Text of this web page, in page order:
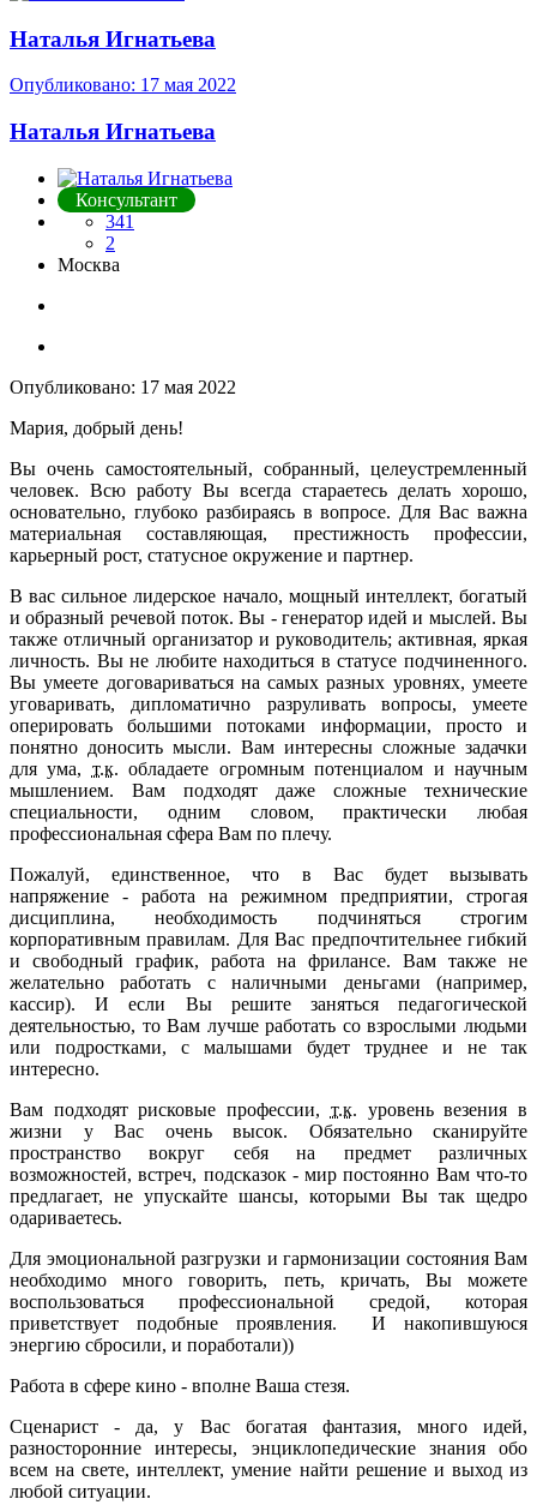
Наталья Игнатьева
Опубликовано: 17 мая 2022
Наталья Игнатьева
Консультант
341
2
Москва
Опубликовано: 17 мая 2022
Мария, добрый день!
Вы очень самостоятельный, собранный, целеустремленный
человек. Всю работу Вы всегда стараетесь делать хорошо,
основательно, глубоко разбираясь в вопросе. Для Вас важна
материальная составляющая, престижность профессии,
карьерный рост, статусное окружение и партнер.
В вас сильное лидерское начало, мощный интеллект, богатый
и образный речевой поток. Вы - генератор идей и мыслей. Вы
также отличный организатор и руководитель; активная, яркая
личность. Вы не любите находиться в статусе подчиненного.
Вы умеете договариваться на самых разных уровнях, умеете
уговаривать, дипломатично разруливать вопросы, умеете
оперировать большими потоками информации, просто и
понятно доносить мысли. Вам интересны сложные задачки
для ума, т.к. обладаете огромным потенциалом и научным
мышлением. Вам подходят даже сложные технические
специальности, одним словом, практически любая
профессиональная сфера Вам по плечу.
Пожалуй, единственное, что в Вас будет вызывать
напряжение - работа на режимном предприятии, строгая
дисциплина, необходимость подчиняться строгим
корпоративным правилам. Для Вас предпочтительнее гибкий
и свободный график, работа на фрилансе. Вам также не
желательно работать с наличными деньгами (например,
кассир). И если Вы решите заняться педагогической
деятельностью, то Вам лучше работать со взрослыми людьми
или подростками, с малышами будет труднее и не так
интересно.
Вам подходят рисковые профессии, т.к. уровень везения в
жизни у Вас очень высок. Обязательно сканируйте
пространство вокруг себя на предмет различных
возможностей, встреч, подсказок - мир постоянно Вам что-то
предлагает, не упускайте шансы, которыми Вы так щедро
одариваетесь.
Для эмоциональной разгрузки и гармонизации состояния Вам
необходимо много говорить, петь, кричать, Вы можете
воспользоваться профессиональной средой, которая
приветствует подобные проявления. И накопившуюся
энергию сбросили, и поработали))
Работа в сфере кино - вполне Ваша стезя.
Сценарист - да, у Вас богатая фантазия, много идей,
разносторонние интересы, энциклопедические знания обо
всем на свете, интеллект, умение найти решение и выход из
любой ситуации.